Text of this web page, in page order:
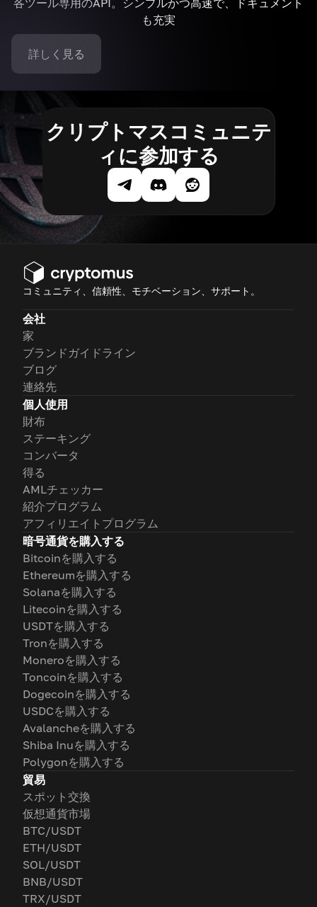
各ツール専用のAPI。シンプルかつ高速で、ドキュメント
も充実
詳しく見る
クリプトマスコミュニテ
ィに参加する
コミュニティ、信頼性、モチベーション、サポート。
会社
家
ブランドガイドライン
ブログ
連絡先
個人使用
財布
ステーキング
コンバータ
得る
AMLチェッカー
紹介プログラム
アフィリエイトプログラム
暗号通貨を購入する
Bitcoinを購入する
Ethereumを購入する
Solanaを購入する
Litecoinを購入する
USDTを購入する
Tronを購入する
Moneroを購入する
Toncoinを購入する
Dogecoinを購入する
USDCを購入する
Avalancheを購入する
Shiba Inuを購入する
Polygonを購入する
貿易
スポット交換
仮想通貨市場
BTC/USDT
ETH/USDT
SOL/USDT
BNB/USDT
TRX/USDT